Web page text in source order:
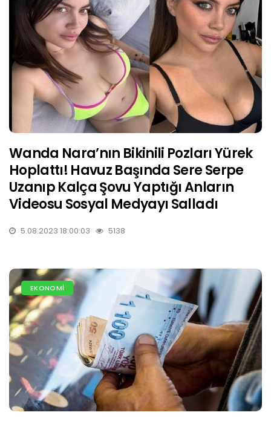
Wanda Nara’nın Bikinili Pozları Yürek
Hoplattı! Havuz Başında Sere Serpe
Uzanıp Kalça Şovu Yaptığı Anların
Videosu Sosyal Medyayı Salladı
5.08.2023 18:00:03 5138
EKONOMİ